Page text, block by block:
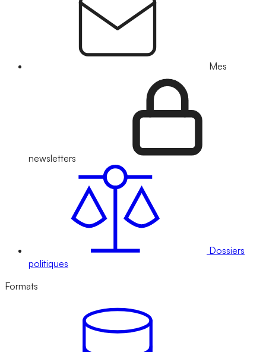
Mes
newsletters
Dossiers
politiques
Formats